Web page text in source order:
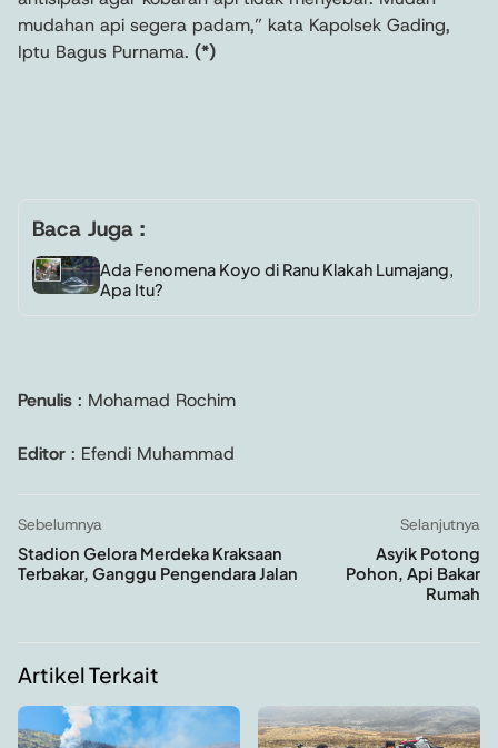
mudahan api segera padam,” kata Kapolsek Gading,
Iptu Bagus Purnama. (*)
Baca Juga :
Ada Fenomena Koyo di Ranu Klakah Lumajang,
Apa Itu?
Penulis : Mohamad Rochim
Editor : Efendi Muhammad
Sebelumnya
Stadion Gelora Merdeka Kraksaan
Terbakar, Ganggu Pengendara Jalan
Selanjutnya
Asyik Potong
Pohon, Api Bakar
Rumah
Artikel Terkait